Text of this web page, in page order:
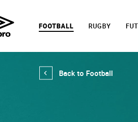
FOOTBALL RUGBY
Back to Football